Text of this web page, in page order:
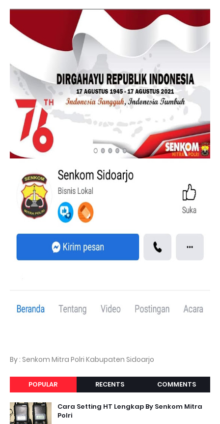
By : Senkom Mitra Polri Kabupaten Sidoarjo
POPULAR RECENTS COMMENTS
Cara Setting HT Lengkap By Senkom Mitra
Polri